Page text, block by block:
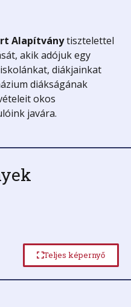
Alapítványtisztelettel
akik adójuk egy
diákjainkat
diákságának
okos
javára.
Teljes képernyő